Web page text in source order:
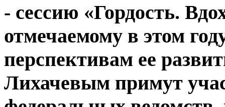
- сессию «Гордость.
отмечаемому в этом
перспективам ее
Лихачевым примут